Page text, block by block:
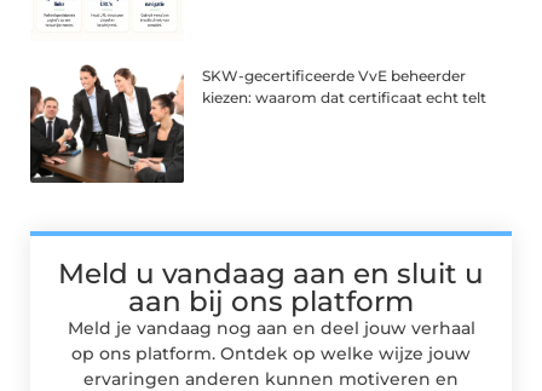
SKW-gecertificeerde VvE beheerder
kiezen: waarom dat certificaat echt telt
Meld u vandaag aan en sluit u
aan bij ons platform
Meld je vandaag nog aan en deel jouw verhaal
op ons platform. Ontdek op welke wijze jouw
ervaringen anderen kunnen motiveren en